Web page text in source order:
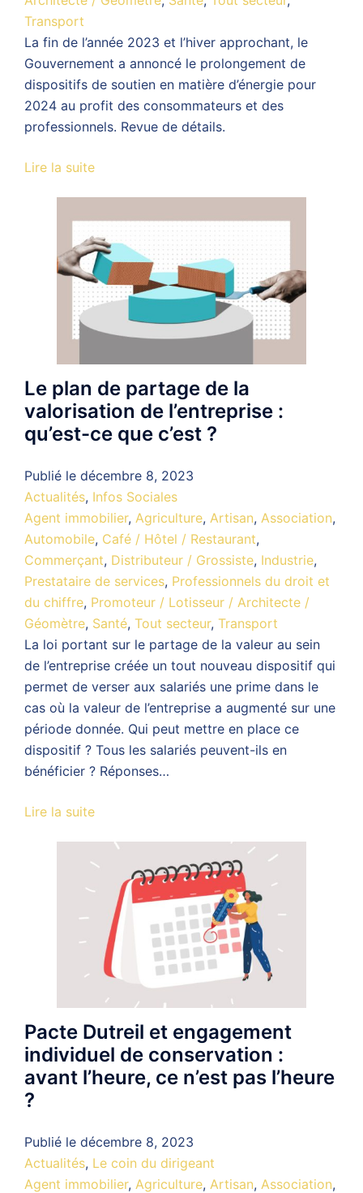
Transport
La fin de l’année 2023 et l’hiver approchant, le
Gouvernement a annoncé le prolongement de
dispositifs de soutien en matière d’énergie pour
2024 au profit des consommateurs et des
professionnels. Revue de détails.
Lire la suite
Le plan de partage de la
valorisation de l’entreprise :
qu’est-ce que c’est ?
Publié le décembre 8, 2023
Actualités, Infos Sociales
Agent immobilier, Agriculture, Artisan, Association,
Automobile, Café / Hôtel / Restaurant,
Commerçant, Distributeur / Grossiste, Industrie,
Prestataire de services, Professionnels du droit et
du chiffre, Promoteur / Lotisseur / Architecte /
Géomètre, Santé, Tout secteur, Transport
La loi portant sur le partage de la valeur au sein
de l’entreprise créée un tout nouveau dispositif qui
permet de verser aux salariés une prime dans le
cas où la valeur de l’entreprise a augmenté sur une
période donnée. Qui peut mettre en place ce
dispositif ? Tous les salariés peuvent-ils en
bénéficier ? Réponses…
Lire la suite
Pacte Dutreil et engagement
individuel de conservation :
avant l’heure, ce n’est pas l’heure
?
Publié le décembre 8, 2023
Actualités, Le coin du dirigeant
Agent immobilier, Agriculture, Artisan, Association,